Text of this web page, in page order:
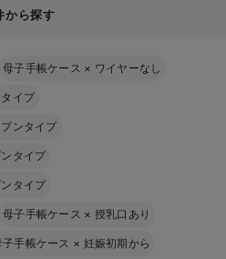
から探す
母子手帳ケース × ワイヤーなし
イプ
ンタイプ
タイプ
タイプ
母子手帳ケース × 授乳口あり
子手帳ケース × 妊娠初期から